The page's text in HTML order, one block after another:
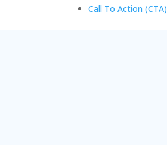
Call To Action (CTA)